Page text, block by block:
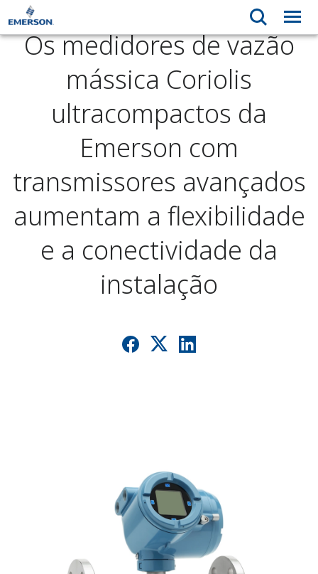
Os medidores de vazão
mássica Coriolis
ultracompactos da
Emerson com
transmissores avançados
aumentam a flexibilidade
e a conectividade da
instalação